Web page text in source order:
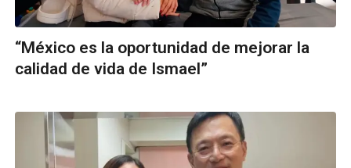
“México es la oportunidad de mejorar la
calidad de vida de Ismael”